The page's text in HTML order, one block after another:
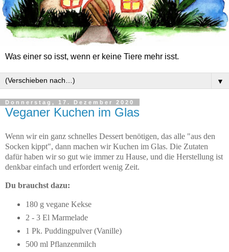
Was einer so isst, wenn er keine Tiere mehr isst.
▼
Donnerstag, 17. Dezember 2020
Veganer Kuchen im Glas
Wenn wir ein ganz schnelles Dessert benötigen, das alle "aus den
Socken kippt", dann machen wir Kuchen im Glas. Die Zutaten
dafür haben wir so gut wie immer zu Hause, und die Herstellung ist
denkbar einfach und erfordert wenig Zeit.
Du brauchst dazu:
180 g vegane Kekse
2 - 3 El Marmelade
1 Pk. Puddingpulver (Vanille)
500 ml Pflanzenmilch